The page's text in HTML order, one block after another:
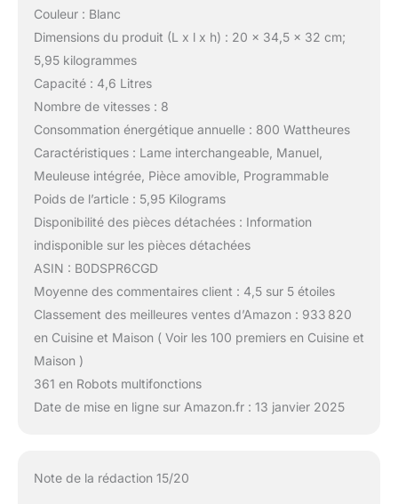
Couleur : Blanc
Dimensions du produit (L x l x h) : 20 x 34,5 x 32 cm;
5,95 kilogrammes
Capacité : 4,6 Litres
Nombre de vitesses : 8
Consommation énergétique annuelle : 800 Wattheures
Caractéristiques : Lame interchangeable, Manuel,
Meuleuse intégrée, Pièce amovible, Programmable
Poids de l’article : 5,95 Kilograms
Disponibilité des pièces détachées : Information
indisponible sur les pièces détachées
ASIN : B0DSPR6CGD
Moyenne des commentaires client : 4,5 sur 5 étoiles
Classement des meilleures ventes d’Amazon : 933 820
en Cuisine et Maison ( Voir les 100 premiers en Cuisine et
Maison )
361 en Robots multifonctions
Date de mise en ligne sur Amazon.fr : 13 janvier 2025
Note de la rédaction 15/20